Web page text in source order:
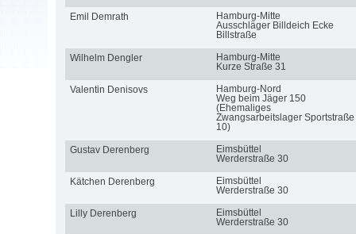
Emil Demrath
Hamburg-Mitte
Ausschläger Billdeich Ecke
Billstraße
Wilhelm Dengler
Hamburg-Mitte
Kurze Straße 31
Valentin Denisovs
Hamburg-Nord
Weg beim Jäger 150
(Ehemaliges
Zwangsarbeitslager Sportstraße
10)
Gustav Derenberg
Eimsbüttel
Werderstraße 30
Kätchen Derenberg
Eimsbüttel
Werderstraße 30
Lilly Derenberg
Eimsbüttel
Werderstraße 30